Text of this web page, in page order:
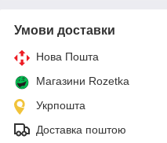
Умови доставки
Нова Пошта
Магазини Rozetka
Укрпошта
Доставка поштою